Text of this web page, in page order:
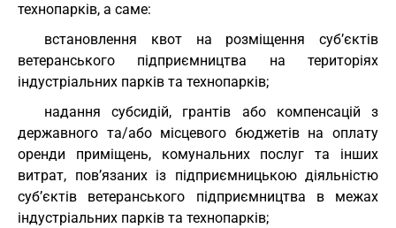
технопарків, а саме:
встановлення квот на розміщення суб’єктів
ветеранського підприємництва на територіях
індустріальних парків та технопарків;
надання субсидій, грантів або компенсацій з
державного та/або місцевого бюджетів на оплату
оренди приміщень, комунальних послуг та інших
витрат, пов’язаних із підприємницькою діяльністю
суб’єктів ветеранського підприємництва в межах
індустріальних парків та технопарків;